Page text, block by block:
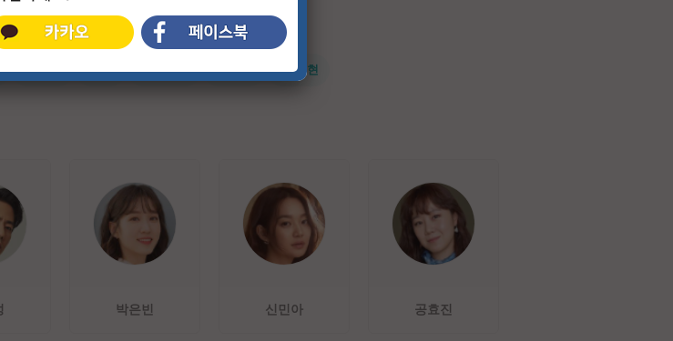
선사하는 국내 여행 리얼리티 프로그
램
#파트너 #귀신 #특수부대 #소지섭 #전지현
박은빈 신민아 공효진